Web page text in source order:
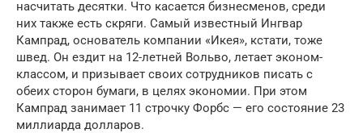
насчитать десятки. Что касается бизнесменов, среди
них также есть скряги. Самый известный Ингвар
Кампрад, основатель компании «Икея», кстати, тоже
швед. Он ездит на 12-летней Вольво, летает эконом-
классом, и призывает своих сотрудников писать с
обеих сторон бумаги, в целях экономии. При этом
Кампрад занимает 11 строчку Форбс — его состояние 23
миллиарда долларов.